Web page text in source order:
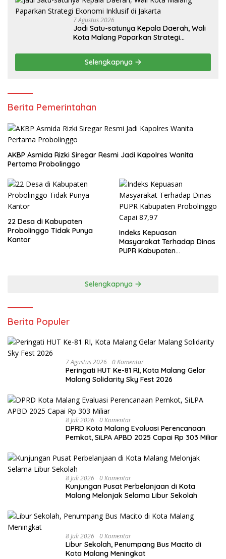
7 Agustus 2026
Jadi Satu-satunya Kepala Daerah, Wali
Kota Malang Paparkan Strategi
Selengkapnya
Berita Pemerintahan
AKBP Asmida Rizki Siregar Resmi Jadi Kapolres Wanita
Pertama Probolinggo
22 Desa di Kabupaten
Probolinggo Tidak Punya
Kantor
Indeks Kepuasan
Masyarakat Terhadap Dinas
PUPR Kabupaten
Selengkapnya
Berita Populer
7 Agustus 2026 0 Komentar
Peringati HUT Ke-81 RI, Kota Malang Gelar
Malang Solidarity Sky Fest 2026
8 Juli 2026 0 Komentar
DPRD Kota Malang Evaluasi Perencanaan
Pemkot, SiLPA APBD 2025 Capai Rp 303 Miliar
8 Juli 2026 0 Komentar
Kunjungan Pusat Perbelanjaan di Kota
Malang Melonjak Selama Libur Sekolah
8 Juli 2026 0 Komentar
Libur Sekolah, Penumpang Bus Macito di
Kota Malang Meningkat